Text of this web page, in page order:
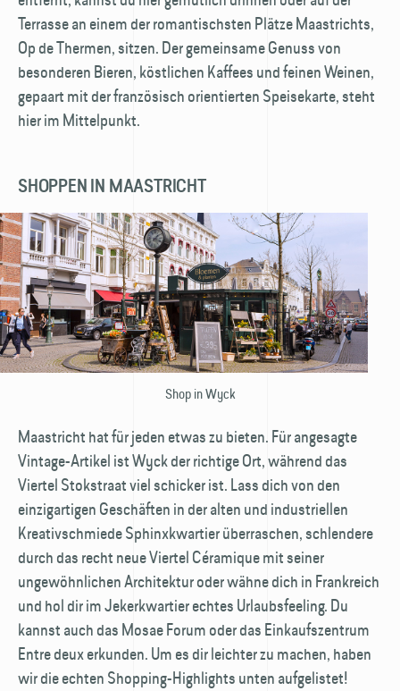
Terrasse an einem der romantischsten Plätze Maastrichts,
Op de Thermen, sitzen. Der gemeinsame Genuss von
besonderen Bieren, köstlichen Kaffees und feinen Weinen,
gepaart mit der französisch orientierten Speisekarte, steht
hier im Mittelpunkt.
SHOPPEN IN MAASTRICHT
Shop in Wyck
Maastricht hat für jeden etwas zu bieten. Für angesagte
Vintage-Artikel ist Wyck der richtige Ort, während das
Viertel Stokstraat viel schicker ist. Lass dich von den
einzigartigen Geschäften in der alten und industriellen
Kreativschmiede Sphinx­kwartier überraschen, schlendere
durch das recht neue Viertel Céramique mit seiner
ungewöhnlichen Architektur oder wähne dich in Frankreich
und hol dir im Jekerkwartier echtes Urlaubsfeeling. Du
kannst auch das Mosae Forum oder das Einkaufszentrum
Entre deux erkunden. Um es dir leichter zu machen, haben
wir die echten Shopping-Highlights unten aufgelistet!